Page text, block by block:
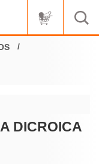
DICROICA